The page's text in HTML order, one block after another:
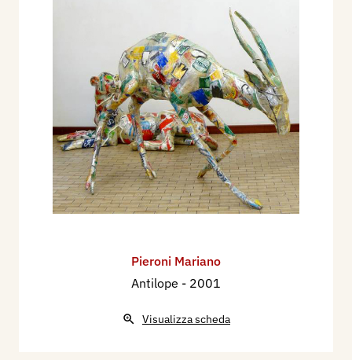
Pieroni Mariano
Antilope - 2001
Visualizza scheda